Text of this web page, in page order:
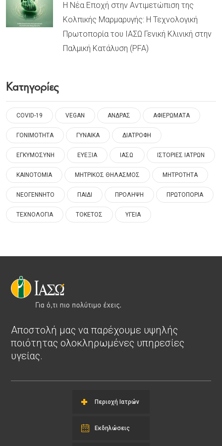
Η Νέα Εποχή στην Αντιμετώπιση της
Κολπικής Μαρμαρυγής: Η Τεχνολογική
Πρωτοπορία του ΙΑΣΩ Γενική Κλινική στην
Παλμική Κατάλυση (PFA)
Κατηγορίες
COVID-19 VEGAN ΑΝΔΡΑΣ ΑΦΙΕΡΩΜΑΤΑ
ΓΟΝΙΜΟΤΗΤΑ ΓΥΝΑΙΚΑ ΔΙΑΤΡΟΦΗ
ΕΓΚΥΜΟΣΥΝΗ ΕΥΕΞΙΑ ΙΑΣΩ ΙΣΤΟΡΙΕΣ ΙΑΤΡΩΝ
ΚΑΙΝΟΤΟΜΙΑ ΜΗΤΡΙΚΟΣ ΘΗΛΑΣΜΟΣ ΜΗΤΡΟΤΗΤΑ
ΝΕΟΓΕΝΝΗΤΟ ΠΑΙΔΙ ΠΡΟΛΗΨΗ ΠΡΩΤΟΠΟΡΙΑ
ΤΕΧΝΟΛΟΓΙΑ ΤΟΚΕΤΟΣ ΥΓΕΙΑ
Αποστολή μας να παρέχουμε υψηλής
ποιότητας ολοκληρωμένες υπηρεσίες
υγείας.
Περιοχή Ιατρών
Εκδηλώσεις